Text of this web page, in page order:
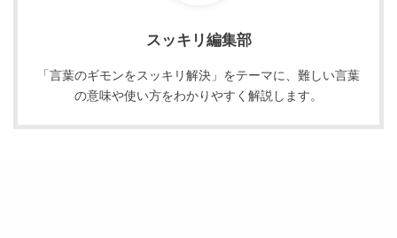
スッキリ編集部
「言葉のギモンをスッキリ解決」をテーマに、難しい言葉
の意味や使い方をわかりやすく解説します。